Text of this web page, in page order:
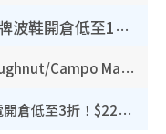
開倉優惠 | 尖沙咀海港城名牌波鞋開倉低至1折！On鞋$899起／Joy&Peace鞋履$98起
開倉優惠｜銅鑼灣時代廣場Doughnut/Campo Marzio開倉低至1折！背囊、書包、手袋劈價$200起
廚具開倉｜特福Tefal廚具/家電開倉低至3折！$220起買平底鍋/炒鑊/湯煲！電飯煲/吸塵機/燙斗$418起